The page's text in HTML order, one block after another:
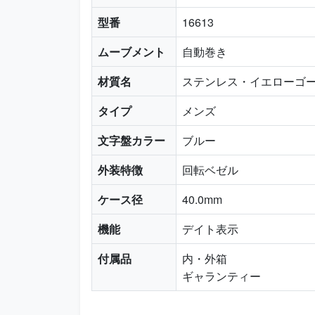
型番
16613
ムーブメント
自動巻き
材質名
ステンレス・イエローゴ
タイプ
メンズ
文字盤カラー
ブルー
外装特徴
回転ベゼル
ケース径
40.0mm
機能
デイト表示
付属品
内・外箱
ギャランティー